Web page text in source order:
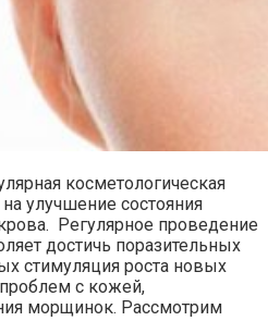
косметологическая
улучшение состояния
Регулярное проведение
достичь поразительных
стимуляция роста новых
с кожей,
морщинок. Рассмотрим